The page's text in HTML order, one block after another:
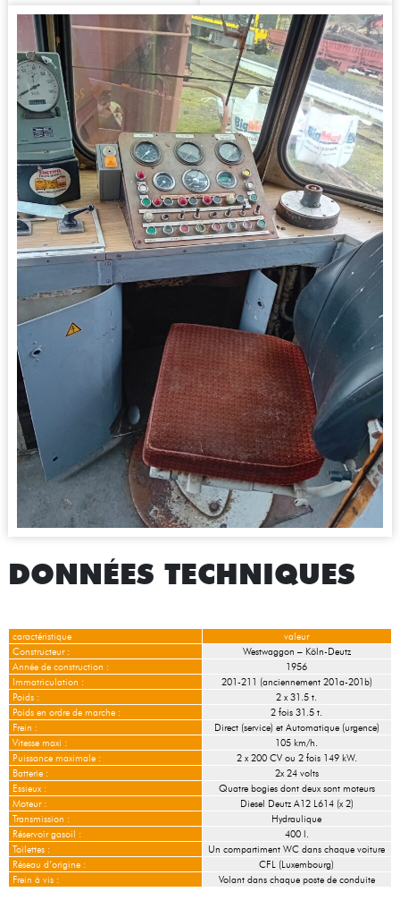
DONNÉES TECHNIQUES
caractéristique
valeur
Constructeur :
Westwaggon – Köln-Deutz
Année de construction :
1956
Immatriculation :
201-211 (anciennement 201a-201b)
Poids :
2 x 31.5 t.
Poids en ordre de marche :
2 fois 31.5 t.
Frein :
Direct (service) et Automatique (urgence)
Vitesse maxi :
105 km/h.
Puissance maximale :
2 x 200 CV ou 2 fois 149 kW.
Batterie :
2x 24 volts
Essieux :
Quatre bogies dont deux sont moteurs
Moteur :
Diesel Deutz A12 L614 (x 2)
Transmission :
Hydraulique
Réservoir gasoil :
400 l.
Toilettes :
Un compartiment WC dans chaque voiture
Réseau d’origine :
CFL (Luxembourg)
Frein à vis :
Volant dans chaque poste de conduite